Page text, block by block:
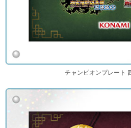
チャンピオンプレート